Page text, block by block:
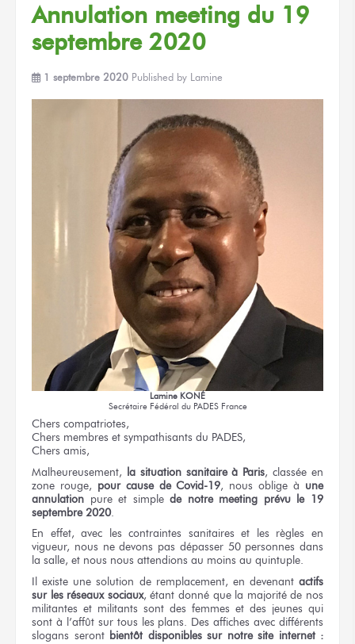
Annulation meeting du 19
septembre 2020
1 septembre 2020 Published by Lamine
Lamine KONÉ
Secrétaire Fédéral du PADES France
Chers compatriotes,
Chers membres et sympathisants du PADES,
Chers amis,
Malheureusement, la situation sanitaire à Paris, classée en
zone rouge, pour cause de Covid-19, nous oblige à une
annulation pure et simplede notre meeting prévu le 19
septembre 2020.
En effet, avec les contraintes sanitaires et les règles en
vigueur, nous ne devons pas dépasser 50 personnes dans
la salle, et nous nous attendions au moins au quintuple.
Il existe une solution de remplacement, en devenant actifs
sur les réseaux sociaux, étant donné que la majorité de nos
militantes et militants sont des femmes et des jeunes qui
sont à l’affût sur tous les plans. Des affiches avec différents
slogans seront bientôt disponibles sur notre site internet :